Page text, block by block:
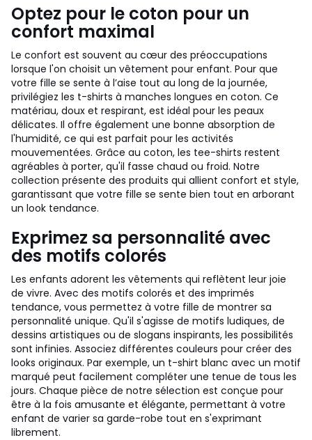
Optez pour le coton pour un
confort maximal
Le confort est souvent au cœur des préoccupations
lorsque l'on choisit un vêtement pour enfant. Pour que
votre fille se sente à l’aise tout au long de la journée,
privilégiez les t-shirts à manches longues en coton. Ce
matériau, doux et respirant, est idéal pour les peaux
délicates. Il offre également une bonne absorption de
l'humidité, ce qui est parfait pour les activités
mouvementées. Grâce au coton, les tee-shirts restent
agréables à porter, qu'il fasse chaud ou froid. Notre
collection présente des produits qui allient confort et style,
garantissant que votre fille se sente bien tout en arborant
un look tendance.
Exprimez sa personnalité avec
des motifs colorés
Les enfants adorent les vêtements qui reflètent leur joie
de vivre. Avec des motifs colorés et des imprimés
tendance, vous permettez à votre fille de montrer sa
personnalité unique. Qu'il s'agisse de motifs ludiques, de
dessins artistiques ou de slogans inspirants, les possibilités
sont infinies. Associez différentes couleurs pour créer des
looks originaux. Par exemple, un t-shirt blanc avec un motif
marqué peut facilement compléter une tenue de tous les
jours. Chaque pièce de notre sélection est conçue pour
être à la fois amusante et élégante, permettant à votre
enfant de varier sa garde-robe tout en s'exprimant
librement.